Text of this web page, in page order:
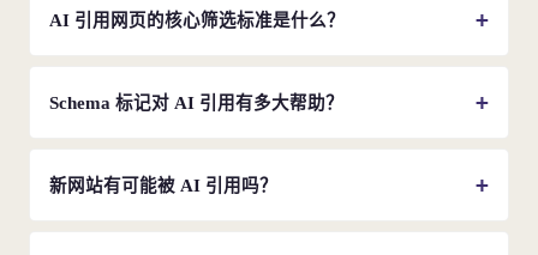
密度、结构化、来源可信度和内容新鲜度四个维度同时达标
AI 引用网页的核心筛选标准是什么？
四个标准：信息密度（Princeton 实验：+41%）、结构化程
度（Schema +67%）、来源可验证性（来源标注 +40%）、
Schema 标记对 AI 引用有多大帮助？
显著。FAQPage Schema 富媒体展示 +90%，Article +
Breadcrumb Schema AI 可见性 +67%。Schema 用机器语言告
新网站有可能被 AI 引用吗？
完全可以。62% 的 AI 引用不在传统 Top 10（Ahrefs）。AI